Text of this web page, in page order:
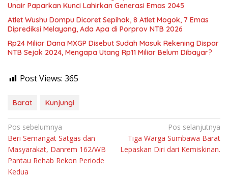
Unair Paparkan Kunci Lahirkan Generasi Emas 2045
Atlet Wushu Dompu Dicoret Sepihak, 8 Atlet Mogok, 7 Emas
Diprediksi Melayang, Ada Apa di Porprov NTB 2026
Rp24 Miliar Dana MXGP Disebut Sudah Masuk Rekening Dispar
NTB Sejak 2024, Mengapa Utang Rp11 Miliar Belum Dibayar?
Post Views: 365
Barat Kunjungi
Navigasi
pos
Pos sebelumnya
Beri Semangat Satgas dan
Masyarakat, Danrem 162/WB
Pantau Rehab Rekon Periode
Kedua
Pos selanjutnya
Tiga Warga Sumbawa Barat
Lepaskan Diri dari Kemiskinan.